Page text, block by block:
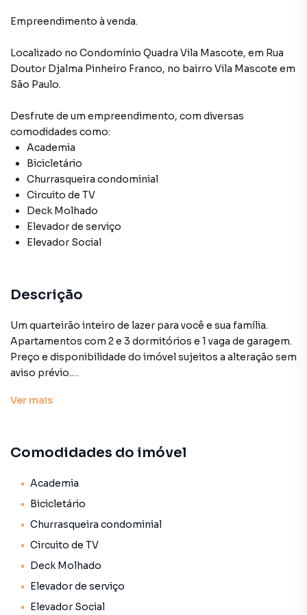
Empreendimento à venda.
Localizado no Condomínio Quadra Vila Mascote, em Rua
Doutor Djalma Pinheiro Franco, no bairro Vila Mascote em
São Paulo.
Desfrute de um empreendimento, com diversas
comodidades como:
Academia
Bicicletário
Churrasqueira condominial
Circuito de TV
Deck Molhado
Elevador de serviço
Elevador Social
Descrição
Um quarteirão inteiro de lazer para você e sua família.
Apartamentos com 2 e 3 dormitórios e 1 vaga de garagem.
Preço e disponibilidade do imóvel sujeitos a alteração sem
aviso prévio.
Características:
• Bicicletário
• Circuito de TV
• Deck molhado
• Elevador social
• Espaço gourmet
• Gerador
• Piscina infantil
• Playground
Ver mais
Comodidades do imóvel
Academia
Bicicletário
Churrasqueira condominial
Circuito de TV
Deck Molhado
Elevador de serviço
Elevador Social